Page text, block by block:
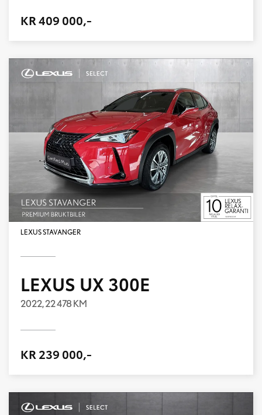
KR 409 000,-
LEXUS STAVANGER
LEXUS UX 300E
2022,22 478 KM
KR 239 000,-